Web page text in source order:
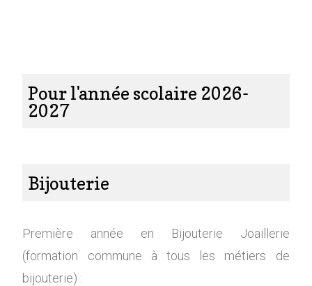
Pour l'année scolaire 2026-
2027
Bijouterie
Première année en Bijouterie Joaillerie
(formation commune à tous les métiers de
bijouterie) :